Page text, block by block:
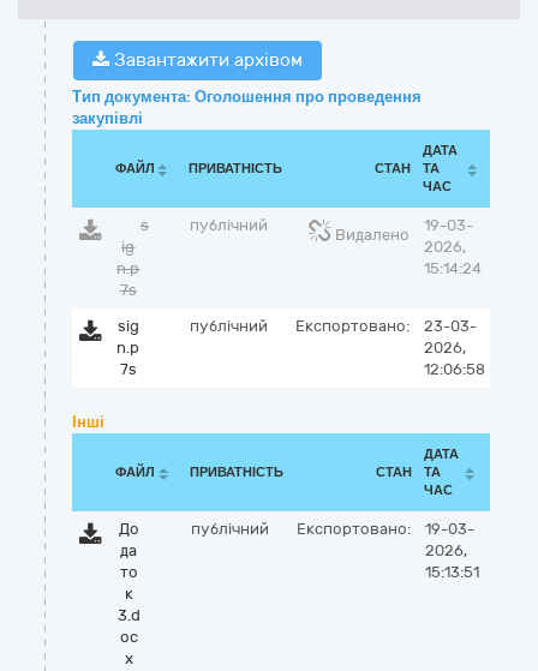
Завантажити архівом
Тип документа: Оголошення про проведення
закупівлі
ФАЙЛ ПРИВАТНІСТЬ СТАН
ДАТА
ТА
ЧАС
s
ig
n.p
7s
публічний
Видалено
19-03-
2026,
15:14:24
sig
n.p
7s
публічний Експортовано:
23-03-
2026,
12:06:58
Інші
ФАЙЛ ПРИВАТНІСТЬ СТАН
ДАТА
ТА
ЧАС
До
да
то
к
3.d
oc
x
публічний Експортовано:
19-03-
2026,
15:13:51